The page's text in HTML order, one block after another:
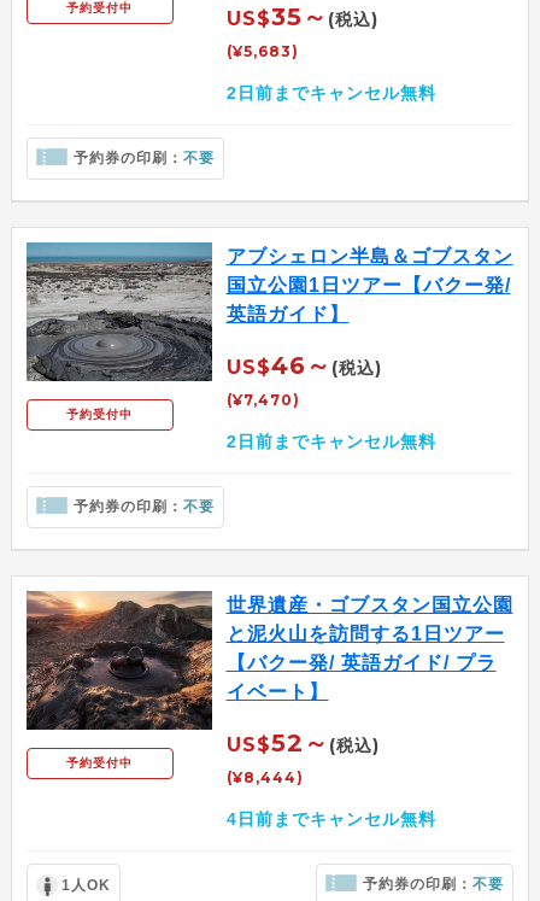
予約受付中 US$35～ (税込)
(¥5,683)
2日前までキャンセル無料
予約券の印刷： 不要
予約受付中
アブシェロン半島＆ゴブスタン
国立公園1日ツアー【バクー発/
英語ガイド】
US$46～ (税込)
(¥7,470)
2日前までキャンセル無料
予約券の印刷： 不要
予約受付中
世界遺産・ゴブスタン国立公園
と泥火山を訪問する1日ツアー
【バクー発/ 英語ガイド/ プラ
イベート】
US$52～ (税込)
(¥8,444)
4日前までキャンセル無料
1人OK 予約券の印刷：不要